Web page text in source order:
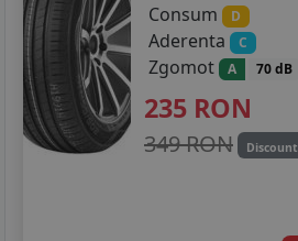
Consum
D
Aderenta C
Zgomot A 70 dB
235 RON
349 RON Discount